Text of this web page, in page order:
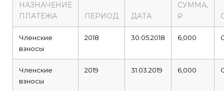
НАЗНАЧЕНИЕ
ПЛАТЕЖА
ПЕРИОД ДАТА
СУММА,
₽
Членские
взносы
2018 30.05.2018 6,000
Членские
взносы
2019 31.03.2019 6,000